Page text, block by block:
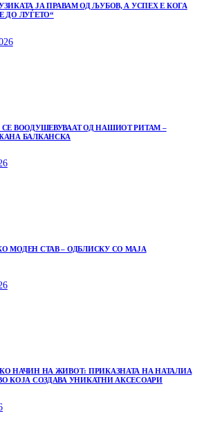
ЈА ПРАВАМ ОД ЉУБОВ, А УСПЕХ Е КОГА
ДО ЛУЃЕТО“
СЕ ВООДУШЕВУВААТ ОД НАШИОТ РИТАМ –
БАЛКАНСКА
МОДЕН СТАВ – ОДБЛИСКУ СО МАЈА
НАЧИН НА ЖИВОТ: ПРИКАЗНАТА НА НАТАЛИА
КОЈА СОЗДАВА УНИКАТНИ АКСЕСОАРИ